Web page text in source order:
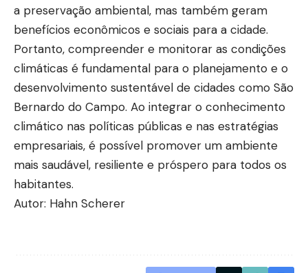
a preservação ambiental, mas também geram
benefícios econômicos e sociais para a cidade.
Portanto, compreender e monitorar as condições
climáticas é fundamental para o planejamento e o
desenvolvimento sustentável de cidades como São
Bernardo do Campo. Ao integrar o conhecimento
climático nas políticas públicas e nas estratégias
empresariais, é possível promover um ambiente
mais saudável, resiliente e próspero para todos os
habitantes.
Autor: Hahn Scherer